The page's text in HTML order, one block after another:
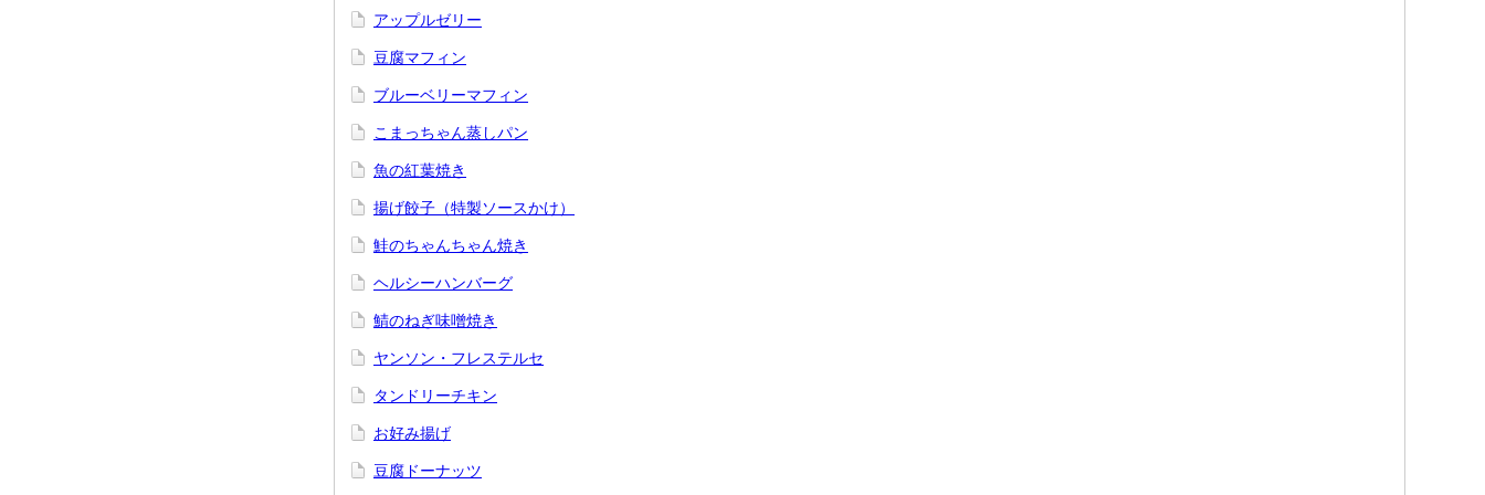
アップルゼリー
豆腐マフィン
ブルーベリーマフィン
こまっちゃん蒸しパン
魚の紅葉焼き
揚げ餃子（特製ソースかけ）
鮭のちゃんちゃん焼き
ヘルシーハンバーグ
鯖のねぎ味噌焼き
ヤンソン・フレステルセ
タンドリーチキン
お好み揚げ
豆腐ドーナッツ